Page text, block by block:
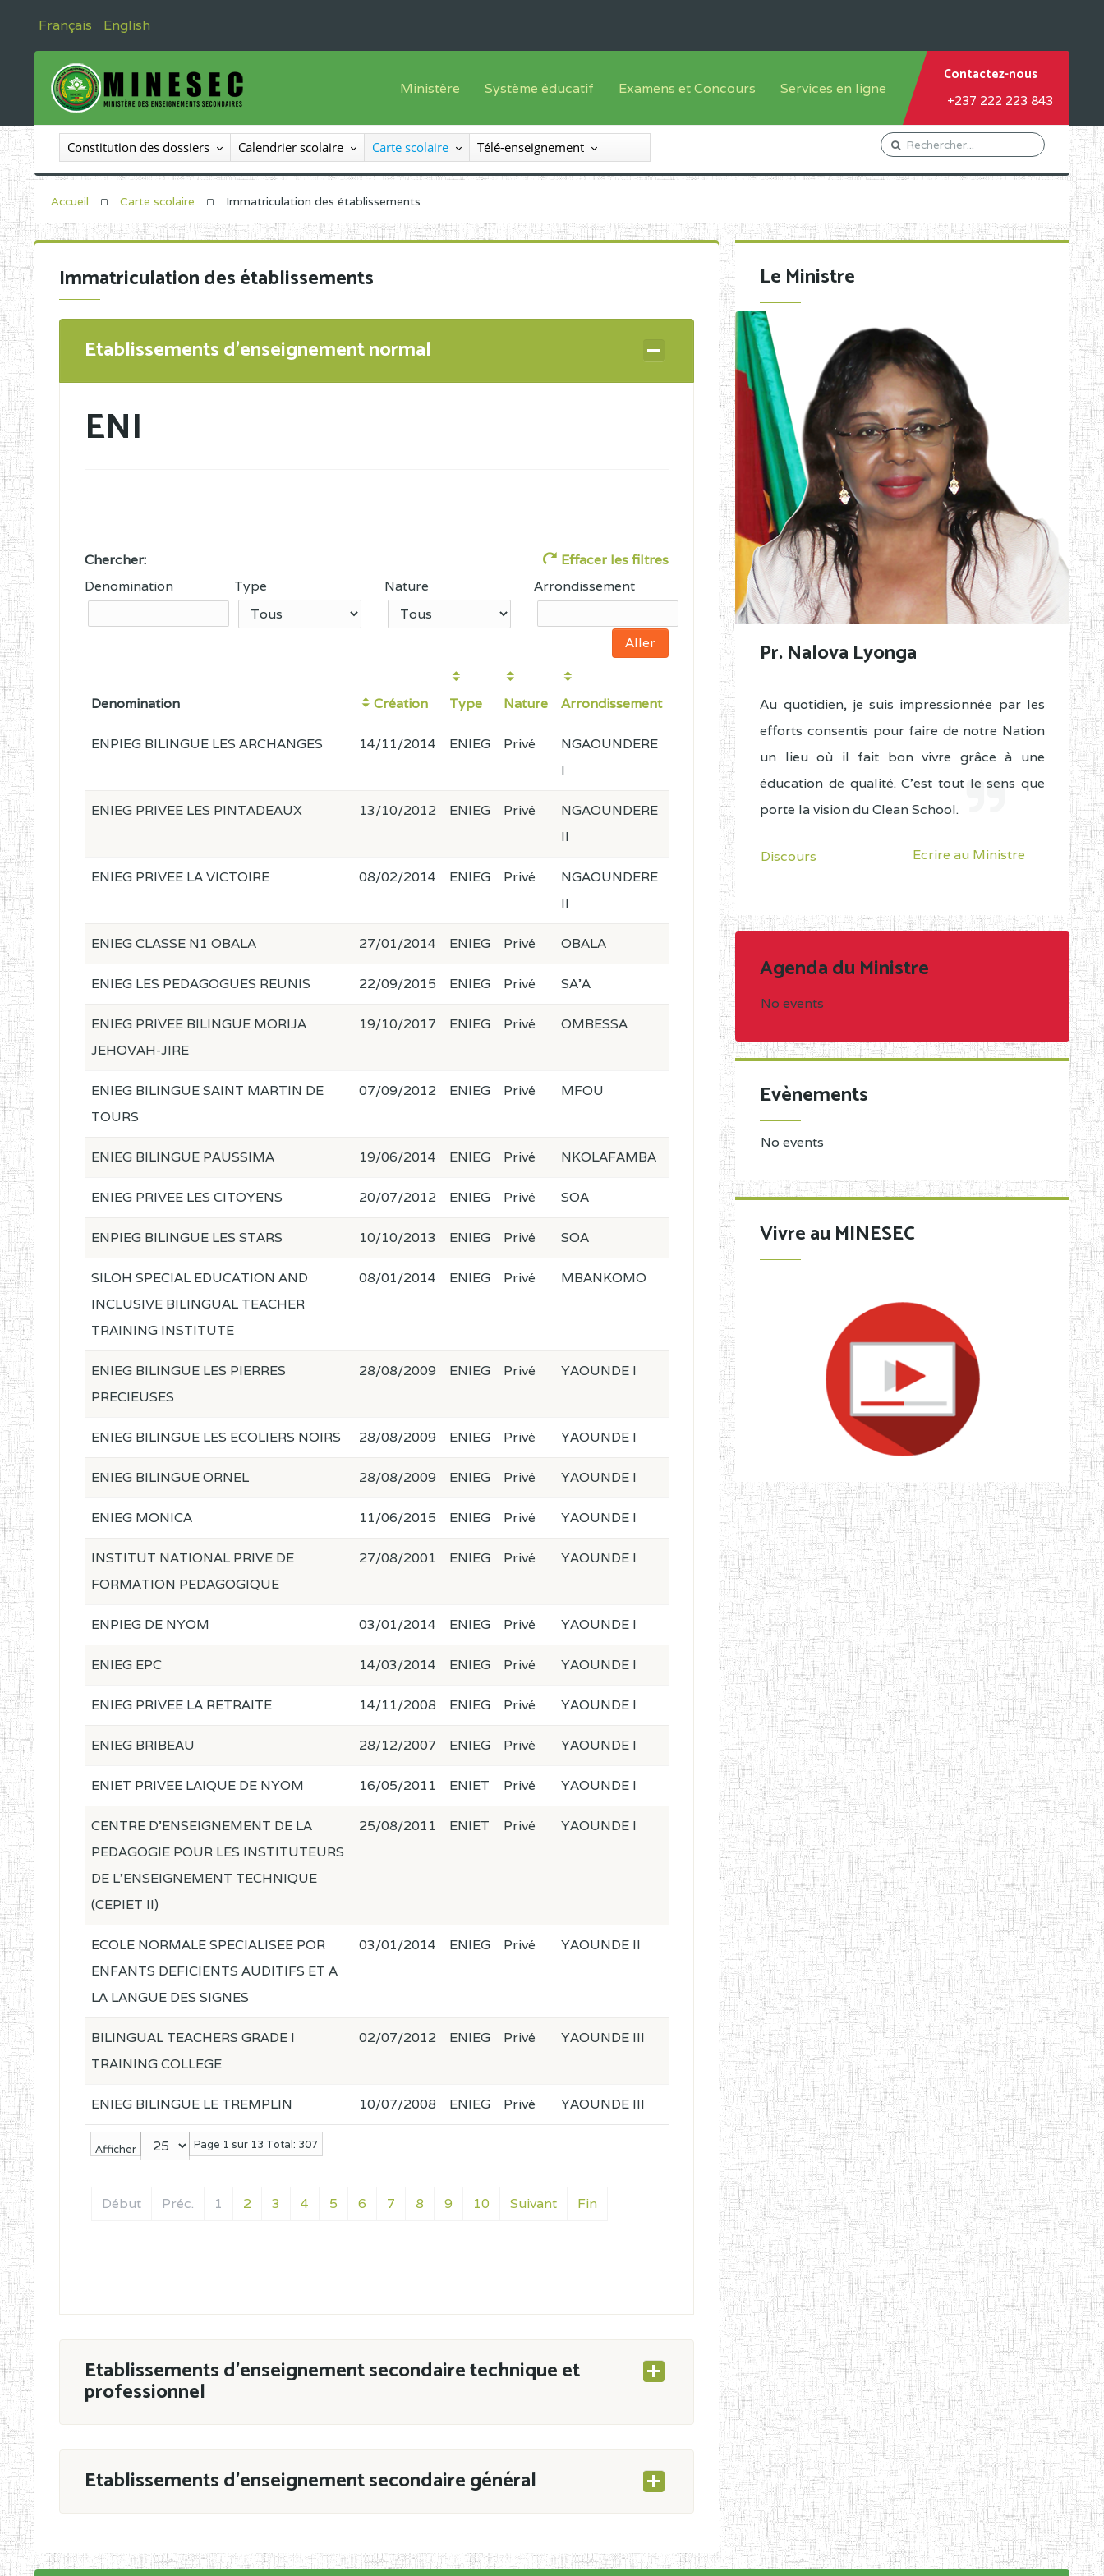
Français English
Ministère
Le Ministre
Le SEESEN
Inspection Générale des Enseignements
Organigramme
Système éducatif
Offre de formation
Sous système francophone
Progammes d'études
Examens et Concours
Inscriptions
Liste des candidats
Diplômes disponibles
Services en ligne
Orientation Conseil
Gestion du Personnel
Demande de subvention
Contactez-nous
+237 222 223 843
Constitution des dossiers Calendrier scolaire Carte scolaire Télé-enseignement
Accueil Carte scolaire Immatriculation des établissements
Immatriculation des établissements
Etablissements d'enseignement normal
ENI
Chercher:
Effacer les filtres
Denomination
Type Nature Arrondissement
Denomination Création Type Nature Arrondissement
Afficher Page 1 sur 13 Total: 307
Début Préc. 1 2 3 4 5 6 7 8 9 10 Suivant Fin
ENPIEG BILINGUE LES ARCHANGES 14/11/2014 ENIEG Privé
NGAOUNDERE
I
ENIEG PRIVEE LES PINTADEAUX 13/10/2012 ENIEG Privé
NGAOUNDERE
II
ENIEG PRIVEE LA VICTOIRE 08/02/2014 ENIEG Privé
NGAOUNDERE
II
ENIEG CLASSE N1 OBALA 27/01/2014 ENIEG Privé OBALA
ENIEG LES PEDAGOGUES REUNIS 22/09/2015 ENIEG Privé SA'A
ENIEG PRIVEE BILINGUE MORIJA
JEHOVAH-JIRE
19/10/2017 ENIEG Privé OMBESSA
ENIEG BILINGUE SAINT MARTIN DE
TOURS
07/09/2012 ENIEG Privé MFOU
ENIEG BILINGUE PAUSSIMA 19/06/2014 ENIEG Privé NKOLAFAMBA
ENIEG PRIVEE LES CITOYENS 20/07/2012 ENIEG Privé SOA
ENPIEG BILINGUE LES STARS 10/10/2013 ENIEG Privé SOA
SILOH SPECIAL EDUCATION AND
INCLUSIVE BILINGUAL TEACHER
TRAINING INSTITUTE
08/01/2014 ENIEG Privé MBANKOMO
ENIEG BILINGUE LES PIERRES
PRECIEUSES
28/08/2009 ENIEG Privé YAOUNDE I
ENIEG BILINGUE LES ECOLIERS NOIRS 28/08/2009 ENIEG Privé YAOUNDE I
ENIEG BILINGUE ORNEL 28/08/2009 ENIEG Privé YAOUNDE I
ENIEG MONICA 11/06/2015 ENIEG Privé YAOUNDE I
INSTITUT NATIONAL PRIVE DE
FORMATION PEDAGOGIQUE
27/08/2001 ENIEG Privé YAOUNDE I
ENPIEG DE NYOM 03/01/2014 ENIEG Privé YAOUNDE I
ENIEG EPC 14/03/2014 ENIEG Privé YAOUNDE I
ENIEG PRIVEE LA RETRAITE 14/11/2008 ENIEG Privé YAOUNDE I
ENIEG BRIBEAU 28/12/2007 ENIEG Privé YAOUNDE I
ENIET PRIVEE LAIQUE DE NYOM 16/05/2011 ENIET Privé YAOUNDE I
CENTRE D'ENSEIGNEMENT DE LA
PEDAGOGIE POUR LES INSTITUTEURS
DE L'ENSEIGNEMENT TECHNIQUE
(CEPIET II)
25/08/2011 ENIET Privé YAOUNDE I
ECOLE NORMALE SPECIALISEE POR
ENFANTS DEFICIENTS AUDITIFS ET A
LA LANGUE DES SIGNES
03/01/2014 ENIEG Privé YAOUNDE II
BILINGUAL TEACHERS GRADE I
TRAINING COLLEGE
02/07/2012 ENIEG Privé YAOUNDE III
ENIEG BILINGUE LE TREMPLIN 10/07/2008 ENIEG Privé YAOUNDE III
Etablissements d'enseignement secondaire technique et
professionnel
ESTP
Etablissements d'enseignement secondaire général
En application de la Décision N°90/11/MINESEC/CAB du 21 mars 2011 portant ouverture
Le Ministre
Pr. Nalova Lyonga
Au quotidien, je suis impressionnée par les
efforts consentis pour faire de notre Nation
un lieu où il fait bon vivre grâce à une
éducation de qualité. C'est tout le sens que
porte la vision du Clean School.
Discours Ecrire au Ministre
Agenda du Ministre
No events
Evènements
No events
Vivre au MINESEC